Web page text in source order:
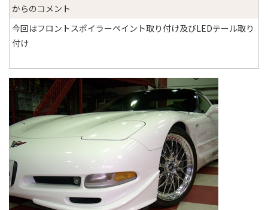
からのコメント
今回はフロントスポイラーペイント取り付け及びLEDテール取り
付け